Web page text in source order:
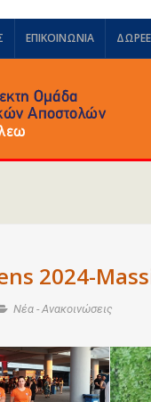
ΕΠΙΚΟΙΝΩΝΙΑ
2024-
Νέα - Ανακοινώσεις